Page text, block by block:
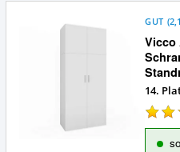
Vicco
GUT (
14.